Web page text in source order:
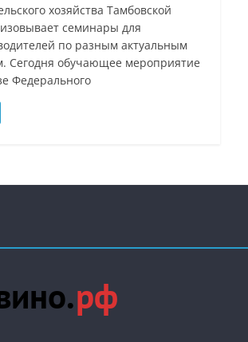
хозяйства Тамбовской
семинары для
по разным актуальным
Сегодня обучающее мероприятие
Федерального